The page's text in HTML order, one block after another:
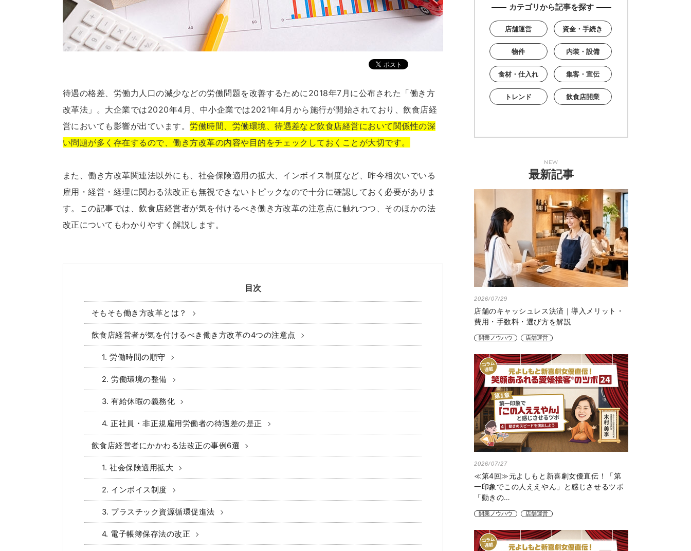
待遇の格差、労働力人口の減少などの労働問題を改善するために2018年7月に公布された「働き方
改革法」。大企業では2020年4月、中小企業では2021年4月から施行が開始されており、飲食店経
営においても影響が出ています。労働時間、労働環境、待遇差など飲食店経営において関係性の深
い問題が多く存在するので、働き方改革の内容や目的をチェックしておくことが大切です。
また、働き方改革関連法以外にも、社会保険適用の拡大、インボイス制度など、昨今相次いでいる
雇用・経営・経理に関わる法改正も無視できないトピックなので十分に確認しておく必要がありま
す。この記事では、飲食店経営者が気を付けるべき働き方改革の注意点に触れつつ、そのほかの法
改正についてもわかりやすく解説します。
目次
そもそも働き方改革とは？
飲食店経営者が気を付けるべき働き方改革の4つの注意点
1. 労働時間の順守
2. 労働環境の整備
3. 有給休暇の義務化
4. 正社員・非正規雇用労働者の待遇差の是正
飲食店経営者にかかわる法改正の事例6選
1. 社会保険適用拡大
2. インボイス制度
3. プラスチック資源循環促進法
4. 電子帳簿保存法の改正
カテゴリから記事を探す
店舗運営 資金・手続き
物件 内装・設備
食材・仕入れ 集客・宣伝
トレンド 飲食店開業
NEW
最新記事
2026/07/29
店舗のキャッシュレス決済｜導入メリット・
費用・手数料・選び方を解説
開業ノウハウ 店舗運営
2026/07/27
≪第4回≫元よしもと新喜劇女優直伝！「第
一印象でこの人ええやん」と感じさせるツボ
「動きの…
開業ノウハウ 店舗運営